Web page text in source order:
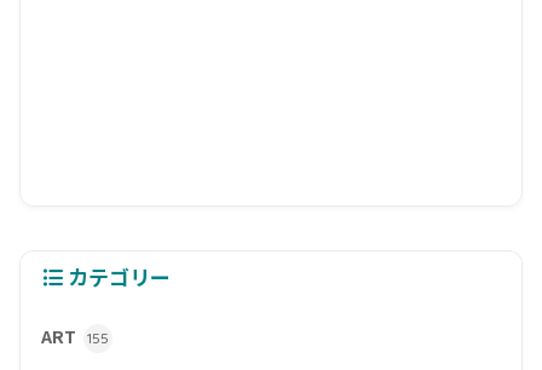
カテゴリー
ART 155